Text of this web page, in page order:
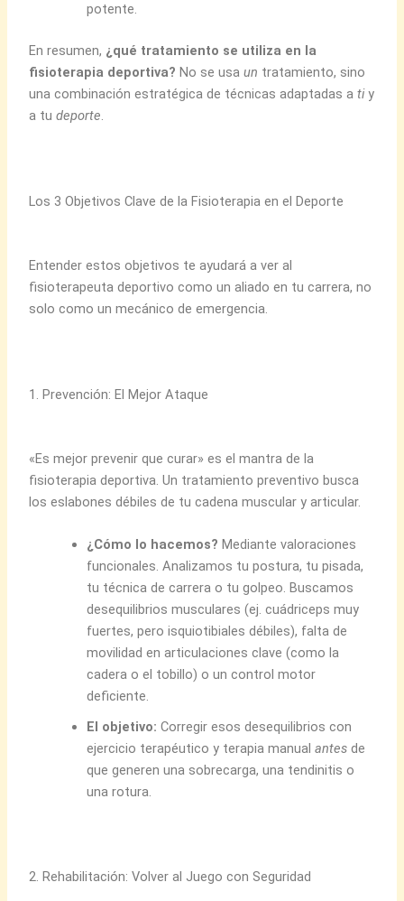
potente.
En resumen, ¿qué tratamiento se utiliza en la
fisioterapia deportiva? No se usaun tratamiento, sino
una combinación estratégica de técnicas adaptadas atiy
a tudeporte.
Los 3 Objetivos Clave de la Fisioterapia en el Deporte
Entender estos objetivos te ayudará a ver al
fisioterapeuta deportivo como un aliado en tu carrera, no
solo como un mecánico de emergencia.
1. Prevención: El Mejor Ataque
«Es mejor prevenir que curar» es el mantra de la
fisioterapia deportiva. Un tratamiento preventivo busca
los eslabones débiles de tu cadena muscular y articular.
¿Cómo lo hacemos? Mediante valoraciones
funcionales. Analizamos tu postura, tu pisada,
tu técnica de carrera o tu golpeo. Buscamos
desequilibrios musculares (ej. cuádriceps muy
fuertes, pero isquiotibiales débiles), falta de
movilidad en articulaciones clave (como la
cadera o el tobillo) o un control motor
deficiente.
El objetivo: Corregir esos desequilibrios con
ejercicio terapéutico y terapia manualantes de
que generen una sobrecarga, una tendinitis o
una rotura.
2. Rehabilitación: Volver al Juego con Seguridad